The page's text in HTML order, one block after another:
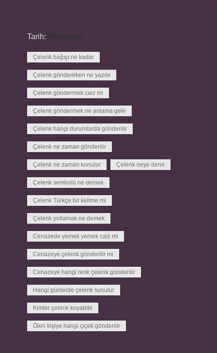
Tarih:
Çelenk bağışı ne kadar
Çelenk gönderirken ne yazılır
Çelenk göndermek caiz mi
Çelenk göndermek ne anlama gelir
Çelenk hangi durumlarda gönderilir
Çelenk ne zaman gönderilir
Çelenk ne zaman konulur Çelenk neye denir
Çelenk sembolü ne demek
Çelenk Türkçe bir kelime mi
Çelenk yollamak ne demek
Cenazede yemek yemek caiz mi
Cenazeye çelenk gönderilir mi
Cenazeye hangi renk çelenk gönderilir
Hangi günlerde çelenk sunulur
Kimler çelenk koyabilir
Ölen kişiye hangi çiçek gönderilir